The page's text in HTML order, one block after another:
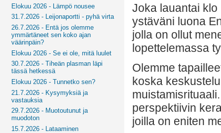
Elokuu 2026 - Lämpö nousee
31.7.2026 - Leijonaportti - pyhä virta
26.7.2026 - Entä jos olemme
ymmärtäneet sen koko ajan
väärinpäin?
Elokuu 2026 - Se ei ole, mitä luulet
30.7.2026 - Tiheän plasman läpi
tässä hetkessä
Elokuu 2026 - Tunnetko sen?
21.7.2026 - Kysymyksiä ja
vastauksia
29.7.2026 - Muotoutunut ja
muodoton
15.7.2026 - Lataaminen
Joka lauantai
ystäväni luona
jolla on ollut
lopettelemassa
Olemme
koska
perspektiivin
joilla on eniten